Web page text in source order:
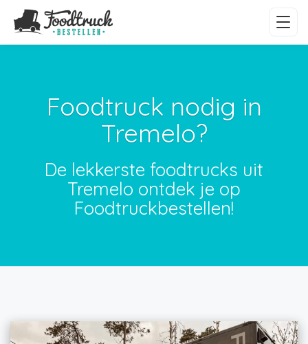
Foodtruck nodig in
Tremelo?
De lekkerste foodtrucks uit
Tremelo ontdek je op
Foodtruckbestellen!